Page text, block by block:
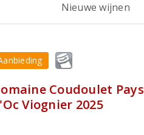
Nieuwe wijnen
Coudoulet Pays
Viognier 2025